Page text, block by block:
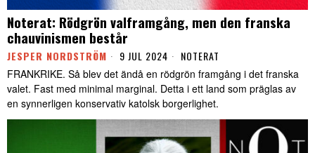
Noterat: Rödgrön valframgång, men den franska
chauvinismen består
JESPER NORDSTRÖM 9 JUL 2024 NOTERAT
FRANKRIKE. Så blev det ändå en rödgrön framgång i det franska
valet. Fast med minimal marginal. Detta i ett land som präglas av
en synnerligen konservativ katolsk borgerlighet.